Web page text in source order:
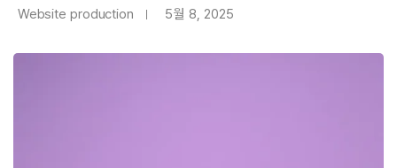
Website production 5월 8, 2025